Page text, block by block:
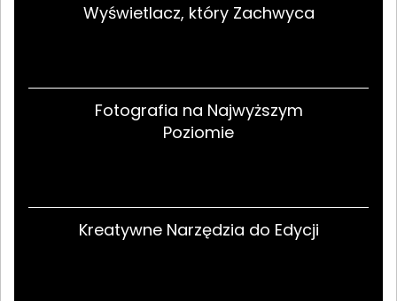
Wyświetlacz, który Zachwyca
Fotografia na Najwyższym
Poziomie
Kreatywne Narzędzia do Edycji